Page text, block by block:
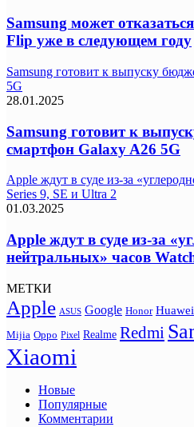
Samsung может
Flip уже в следующем году
Samsung готовит к выпуску
5G
28.01.2025
Samsung готовит к
смартфон Galaxy A26 5G
Apple ждут в суде из-за
Series 9, SE и Ultra 2
01.03.2025
Apple ждут в суде из-за
нейтральных» часов
МЕТКИ
Apple ASUS Google Honor Huawei
Mijia Oppo Pixel Realme Redmi
Xiaomi
Новые
Популярные
Комментарии